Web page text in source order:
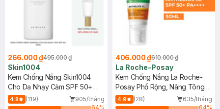
266.000 ₫495.000 ₫
Skin1004
Kem Chống Nắng Skin1004
Cho Da Nhạy Cảm SPF 50+
50ml
4.8 (119)
905/tháng
64%
406.000 ₫610.000 ₫
La Roche-Posay
Kem Chống Nắng La Roche-
Posay Phổ Rộng, Nâng Tông
Kiềm Dầu 50ml
4.9 (28)
635/tháng
64%